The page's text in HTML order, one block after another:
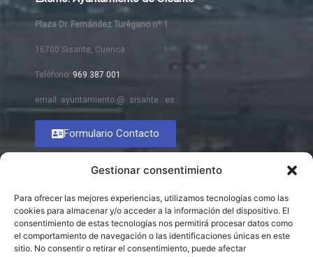
Gestionar consentimiento
Para ofrecer las mejores experiencias, utilizamos tecnologías como las
cookies para almacenar y/o acceder a la información del dispositivo. El
consentimiento de estas tecnologías nos permitirá procesar datos como
el comportamiento de navegación o las identificaciones únicas en este
sitio. No consentir o retirar el consentimiento, puede afectar
Plaza Dr. Fernández Turégano nº 1
16700 Sisante, Cuenca
Teléfono: 969 387 001
email: ayuntamiento @ sisante . es
Formulario Contacto